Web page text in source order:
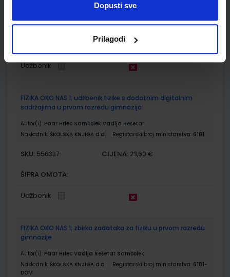
Dopusti sve
Prilagodi
SKU:556333 CIJENA:17,20 €
Udžbenik
FIZIKA OKO NAS 1; udžbenik fizike s dodatnim digitalnim
sadržajima u prvom razredu gimnazija
Autor(i): Paar Hrlec Sambolek Vadlja Rešetar
Nakladnik: ŠKOLSKA KNJIGA d.d. Registarski broj ministarstva: 6181
SKU: 556337 CIJENA: 23,60 €
ŠIFRA OMOTA:
Udžbenik
FIZIKA OKO NAS 1; zbirka zadataka za fiziku u prvom razredu
gimnazije
Autor(i): Paar Hrlec Vadlja Rešetar Sambolek
Nakladnik: ŠKOLSKA KNJIGA d.d. Registarski broj ministarstva: 6181-
DOM